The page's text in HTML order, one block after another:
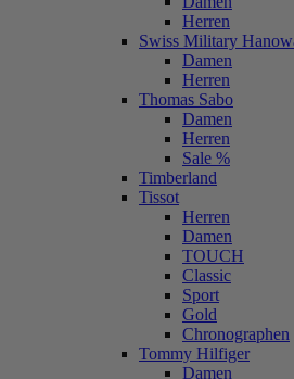
Herren
Swiss Military
Damen
Herren
Thomas Sabo
Damen
Herren
Sale %
Timberland
Tissot
Herren
Damen
TOUCH
Classic
Sport
Gold
Chronographen
Tommy Hilfiger
Damen